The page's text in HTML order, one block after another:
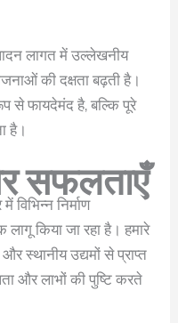
लागत में उल्लेखनीय
की दक्षता बढ़ती है।
से फायदेमंद है, बल्कि पूरे
है।
सफलताएँ
विभिन्न निर्माण
किया जा रहा है। हमारे
स्थानीय उद्यमों से प्राप्त
और लाभों की पुष्टि करते